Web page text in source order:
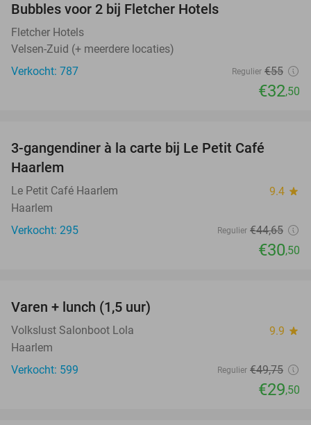
Bubbles voor 2 bij Fletcher Hotels
Fletcher Hotels
Velsen-Zuid (+ meerdere locaties)
Verkocht: 787
Regulier €55
€32,50
3-gangendiner à la carte bij Le Petit Café
Haarlem
Le Petit Café Haarlem 9.4 star
Haarlem
Verkocht: 295
Regulier €44,65
€30,50
Varen + lunch (1,5 uur)
Volkslust Salonboot Lola 9.9 star
Haarlem
Verkocht: 599
Regulier €49,75
€29,50